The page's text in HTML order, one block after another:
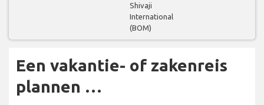
Shivaji
International
(BOM)
Een vakantie- of zakenreis
plannen …